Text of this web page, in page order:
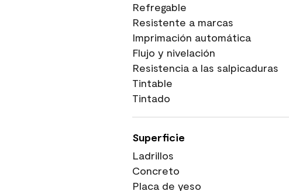
Refregable
Resistente a marcas
Imprimación automática
Flujo y nivelación
Resistencia a las salpicaduras
Tintable
Tintado
Superficie
Ladrillos
Concreto
Placa de yeso